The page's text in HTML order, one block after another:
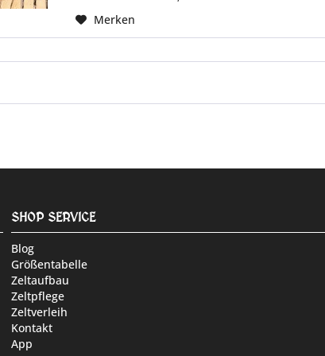
Merken
SHOP SERVICE
Blog
Größentabelle
Zeltaufbau
Zeltpflege
Zeltverleih
Kontakt
App